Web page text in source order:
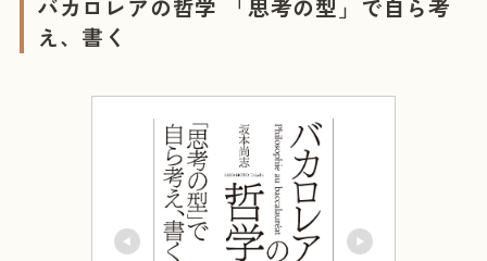
バカロレアの哲学 「思考の型」で自ら考
え、書く